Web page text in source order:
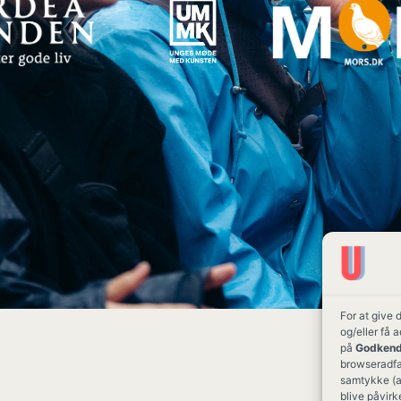
For at give
og/eller få
på
samtykke
blive